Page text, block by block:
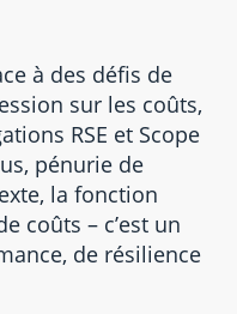
à des défis de
sur les coûts,
RSE et Scope
pénurie de
la fonction
coûts – c’est un
de résilience